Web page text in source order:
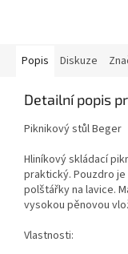
Popis Diskuze
Detailní popis
Piknikový stůl Beger
Hliníkový skládací
praktický. Pouzdro
polštářky na lavice.
vysokou pěnovou
Vlastnosti: